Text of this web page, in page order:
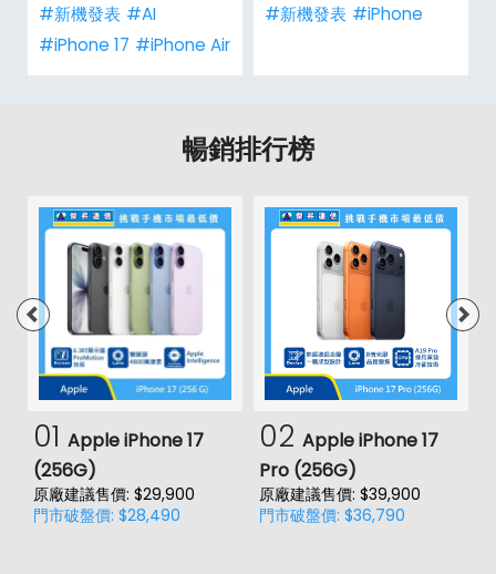
#新機發表 #AI
#iPhone 17 #iPhone Air
#新機發表 #iPhone
暢銷排行榜
01 Apple iPhone 17
(256G)
原廠建議售價: $29,900
門市破盤價: $28,490
02 Apple iPhone 17
Pro (256G)
原廠建議售價: $39,900
門市破盤價: $36,790